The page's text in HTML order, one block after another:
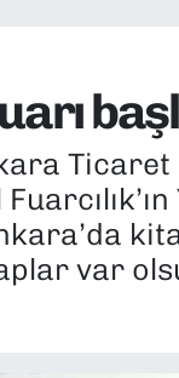
Ticaret
var